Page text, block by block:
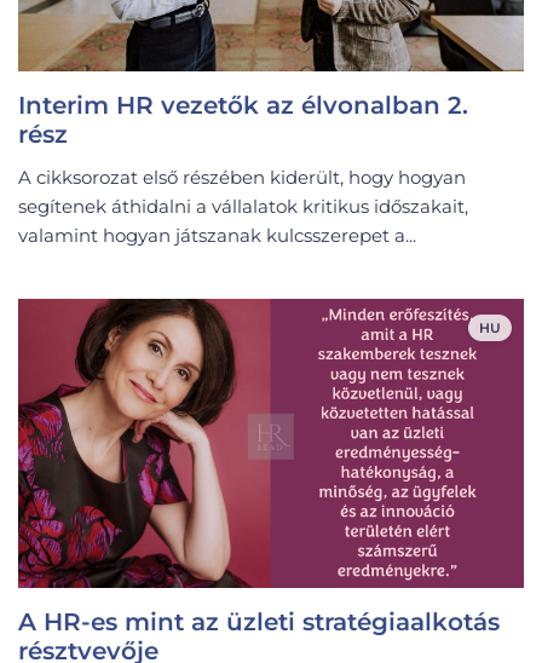
Interim HR vezetők az élvonalban 2.
rész
A cikksorozat első részében kiderült, hogy hogyan
segítenek áthidalni a vállalatok kritikus időszakait,
valamint hogyan játszanak kulcsszerepet a...
HU
A HR-es mint az üzleti stratégiaalkotás
résztvevője